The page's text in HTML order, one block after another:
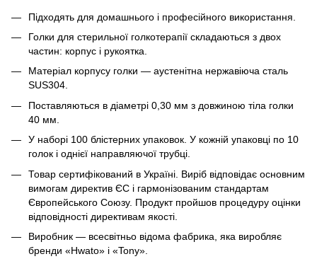
Підходять для домашнього і професійного використання.
Голки для стерильної голкотерапії складаються з двох
частин: корпус і рукоятка.
Матеріал корпусу голки — аустенітна нержавіюча сталь
SUS304.
Поставляються в діаметрі 0,30 мм з довжиною тіла голки
40 мм.
У наборі 100 блістерних упаковок. У кожній упаковці по 10
голок і однієї направляючої трубці.
Товар сертифікований в Україні. Виріб відповідає основним
вимогам директив ЄС і гармонізованим стандартам
Європейського Союзу. Продукт пройшов процедуру оцінки
відповідності директивам якості.
Виробник — всесвітньо відома фабрика, яка виробляє
бренди «Hwato» і «Tony».